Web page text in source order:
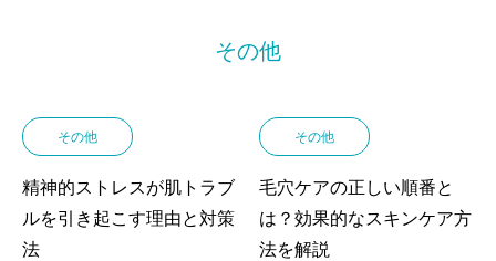
その他
その他
精神的ストレスが肌トラブ
ルを引き起こす理由と対策
法
その他
毛穴ケアの正しい順番と
は？効果的なスキンケア方
法を解説